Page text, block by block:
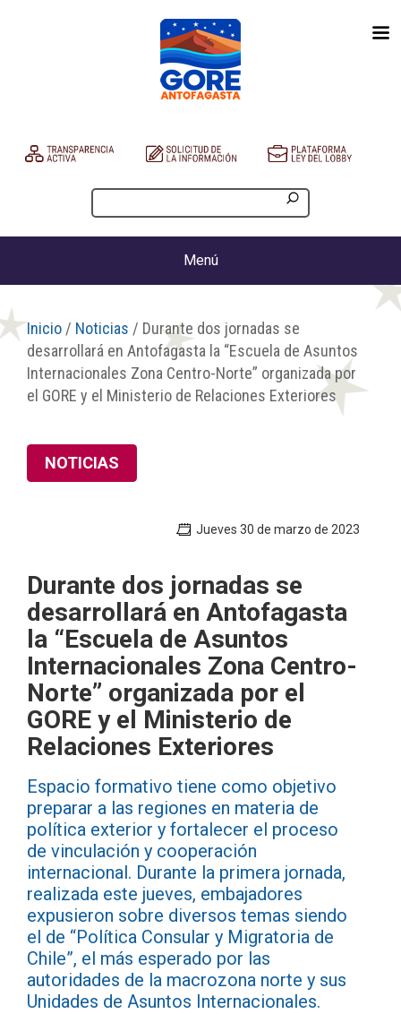
Menú
Inicio / Noticias / Durante dos jornadas se
desarrollará en Antofagasta la “Escuela de Asuntos
Internacionales Zona Centro-Norte” organizada por
el GORE y el Ministerio de Relaciones Exteriores
NOTICIAS
Jueves 30 de marzo de 2023
Durante dos jornadas se
desarrollará en Antofagasta
la “Escuela de Asuntos
Internacionales Zona Centro-
Norte” organizada por el
GORE y el Ministerio de
Relaciones Exteriores
Espacio formativo tiene como objetivo
preparar a las regiones en materia de
política exterior y fortalecer el proceso
de vinculación y cooperación
internacional. Durante la primera jornada,
realizada este jueves, embajadores
expusieron sobre diversos temas siendo
el de “Política Consular y Migratoria de
Chile”, el más esperado por las
autoridades de la macrozona norte y sus
Unidades de Asuntos Internacionales.